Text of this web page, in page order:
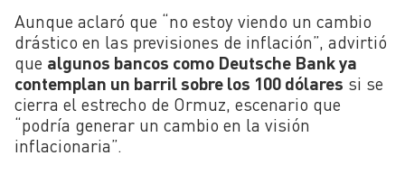
Aunque aclaró que “no estoy viendo un cambio
drástico en las previsiones de inflación”, advirtió
que algunos bancos como Deutsche Bank ya
contemplan un barril sobre los 100 dólares si se
cierra el estrecho de Ormuz, escenario que
“podría generar un cambio en la visión
inflacionaria”.